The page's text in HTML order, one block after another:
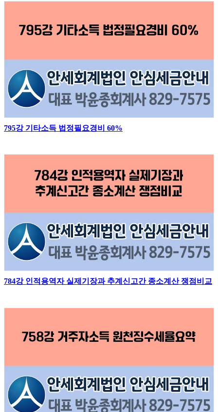
795강 기타소득 법정필요경비 60%
784강 인적용역자 실제기장과 추계신고간 종소계산 쟁점비교